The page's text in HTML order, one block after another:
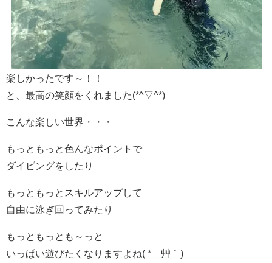
楽しかったです～！！
と、最高の笑顔をくれました(*^▽^*)
こんな楽しい世界・・・
もっともっと色んなポイントで
ダイビングをしたり
もっともっとスキルアップして
自由に泳ぎ回ってみたり
もっともっとも～っと
いっぱい遊びたくなりますよね( *´艸｀)